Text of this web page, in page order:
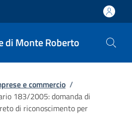
di Monte Roberto
e commercio /
183/2005: domanda di
di riconoscimento per